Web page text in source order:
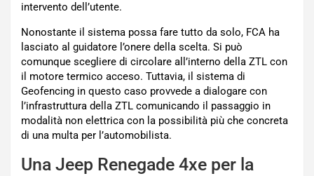
intervento dell’utente.
Nonostante il sistema possa fare tutto da solo, FCA ha
lasciato al guidatore l’onere della scelta. Si può
comunque scegliere di circolare all’interno della ZTL con
il motore termico acceso. Tuttavia, il sistema di
Geofencing in questo caso provvede a dialogare con
l’infrastruttura della ZTL comunicando il passaggio in
modalità non elettrica con la possibilità più che concreta
di una multa per l’automobilista.
Una Jeep Renegade 4xe per la